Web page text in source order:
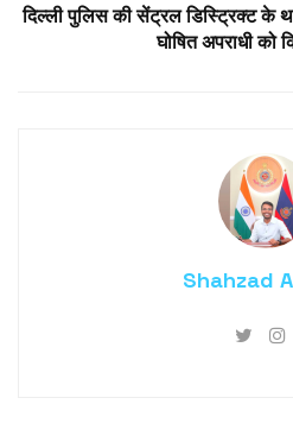
दिल्ली पुलिस की सेंट्रल डिस्ट्रिक्ट के
घोषित अपराधी को
Shahzad